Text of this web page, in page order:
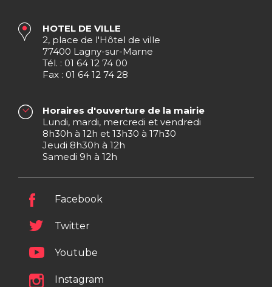
HOTEL DE VILLE
2, place de l'Hôtel de ville
77400 Lagny-sur-Marne
Tél. : 01 64 12 74 00
Fax : 01 64 12 74 28
Horaires d'ouverture de la mairie
Lundi, mardi, mercredi et vendredi
8h30h à 12h et 13h30 à 17h30
Jeudi 8h30h à 12h
Samedi 9h à 12h
Facebook
Twitter
Youtube
Instagram